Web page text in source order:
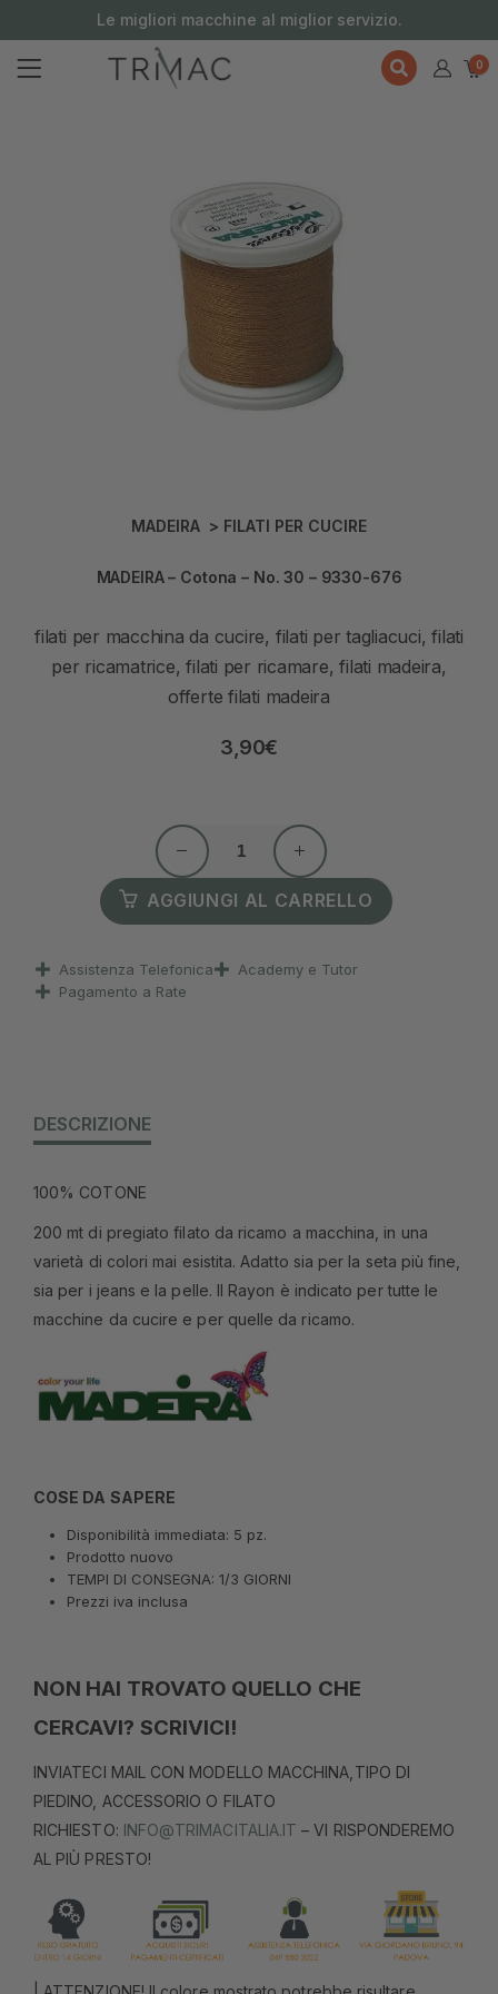
Le migliori macchine al miglior servizio.
0
MADEIRA > FILATI PER CUCIRE
MADEIRA – Cotona – No. 30 – 9330-676
filati per macchina da cucire, filati per tagliacuci, filati
per ricamatrice, filati per ricamare, filati madeira,
offerte filati madeira
3,90€
AGGIUNGI AL CARRELLO
Assistenza Telefonica
Academy e Tutor
Pagamento a Rate
DESCRIZIONE
100% COTONE
200 mt di pregiato filato da ricamo a macchina, in una
varietà di colori mai esistita. Adatto sia per la seta più fine,
sia per i jeans e la pelle. Il Rayon è indicato per tutte le
macchine da cucire e per quelle da ricamo.
COSE DA SAPERE
Disponibilità immediata: 5 pz.
Prodotto nuovo
TEMPI DI CONSEGNA: 1/3 GIORNI
Prezzi iva inclusa
NON HAI TROVATO QUELLO CHE
CERCAVI? SCRIVICI!
INVIATECI MAIL CON MODELLO MACCHINA,TIPO DI
PIEDINO, ACCESSORIO O FILATO
RICHIESTO: INFO@TRIMACITALIA.IT – VI RISPONDEREMO
AL PIÙ PRESTO!